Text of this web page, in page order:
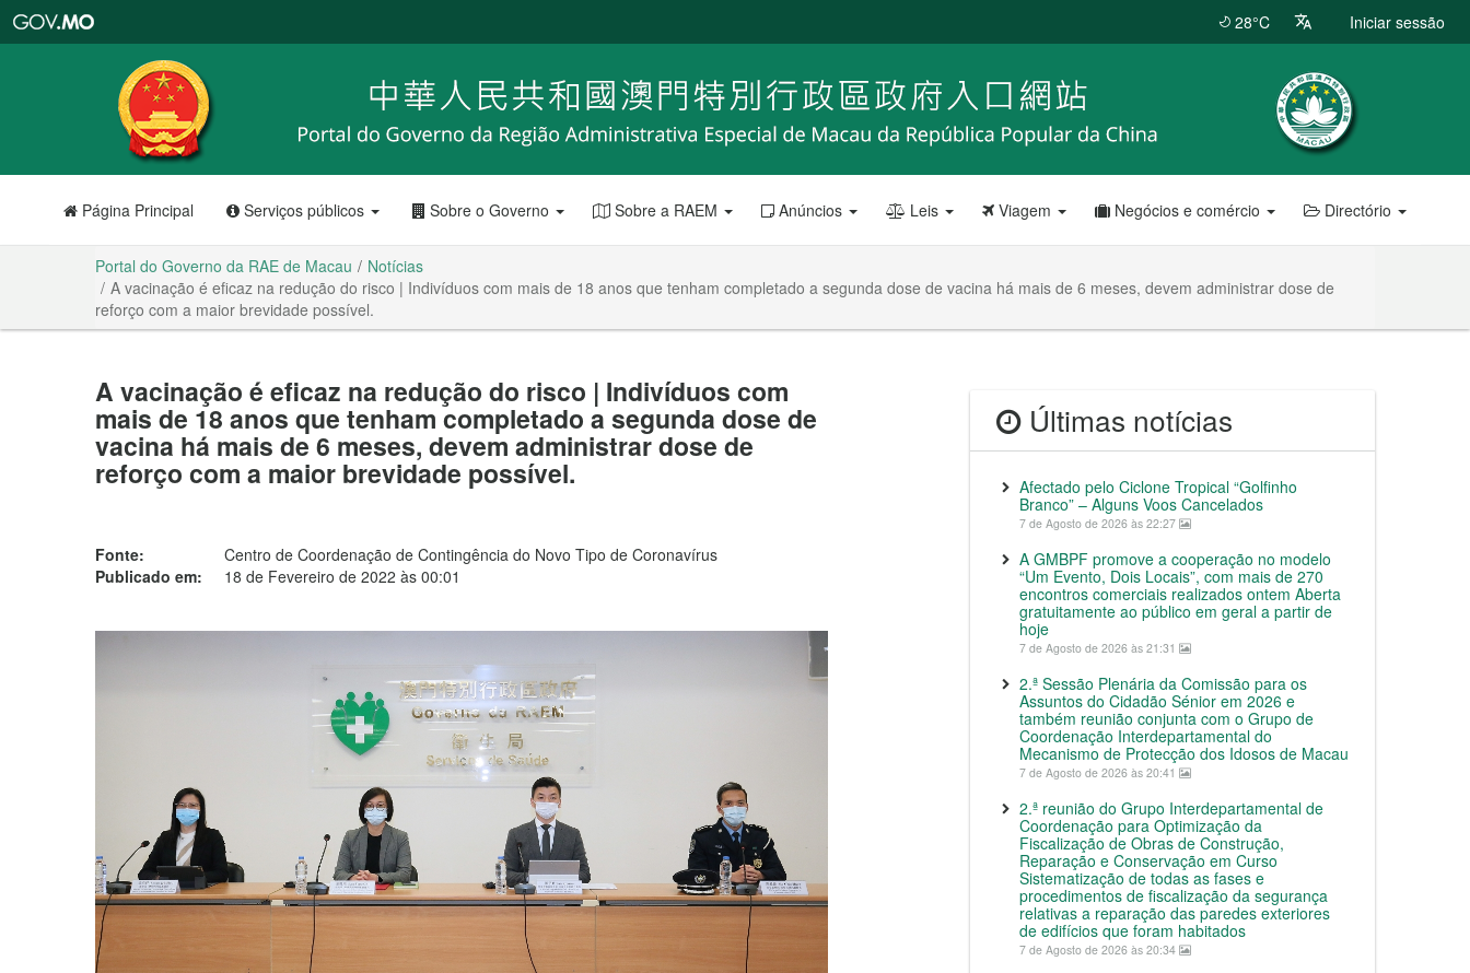
RAE
de
Macau
28°C Iniciar sessão
Página Principal Serviços públicos Sobre o Governo Sobre a RAEM Anúncios Leis Viagem Negócios e comércio Directório
Portal do Governo da RAE de Macau
Notícias
A vacinação é eficaz na redução do risco | Indivíduos com mais de 18 anos que tenham completado a segunda dose de vacina há mais de 6 meses, devem administrar dose de
reforço com a maior brevidade possível.
A vacinação é eficaz na redução do risco | Indivíduos com
mais de 18 anos que tenham completado a segunda dose de
vacina há mais de 6 meses, devem administrar dose de
reforço com a maior brevidade possível.
Fonte:
Centro de Coordenação de Contingência do Novo Tipo de Coronavírus
Publicado em:
18 de Fevereiro de 2022 às 00:01
Últimas notícias
Afectado pelo Ciclone Tropical “Golfinho
Branco” – Alguns Voos Cancelados
7 de Agosto de 2026 às 22:27
A GMBPF promove a cooperação no modelo
“Um Evento, Dois Locais”, com mais de 270
encontros comerciais realizados ontem Aberta
gratuitamente ao público em geral a partir de
hoje
7 de Agosto de 2026 às 21:31
2.ª Sessão Plenária da Comissão para os
Assuntos do Cidadão Sénior em 2026 e
também reunião conjunta com o Grupo de
Coordenação Interdepartamental do
Mecanismo de Protecção dos Idosos de Macau
7 de Agosto de 2026 às 20:41
2.ª reunião do Grupo Interdepartamental de
Coordenação para Optimização da
Fiscalização de Obras de Construção,
Reparação e Conservação em Curso
Sistematização de todas as fases e
procedimentos de fiscalização da segurança
relativas a reparação das paredes exteriores
de edifícios que foram habitados
7 de Agosto de 2026 às 20:34